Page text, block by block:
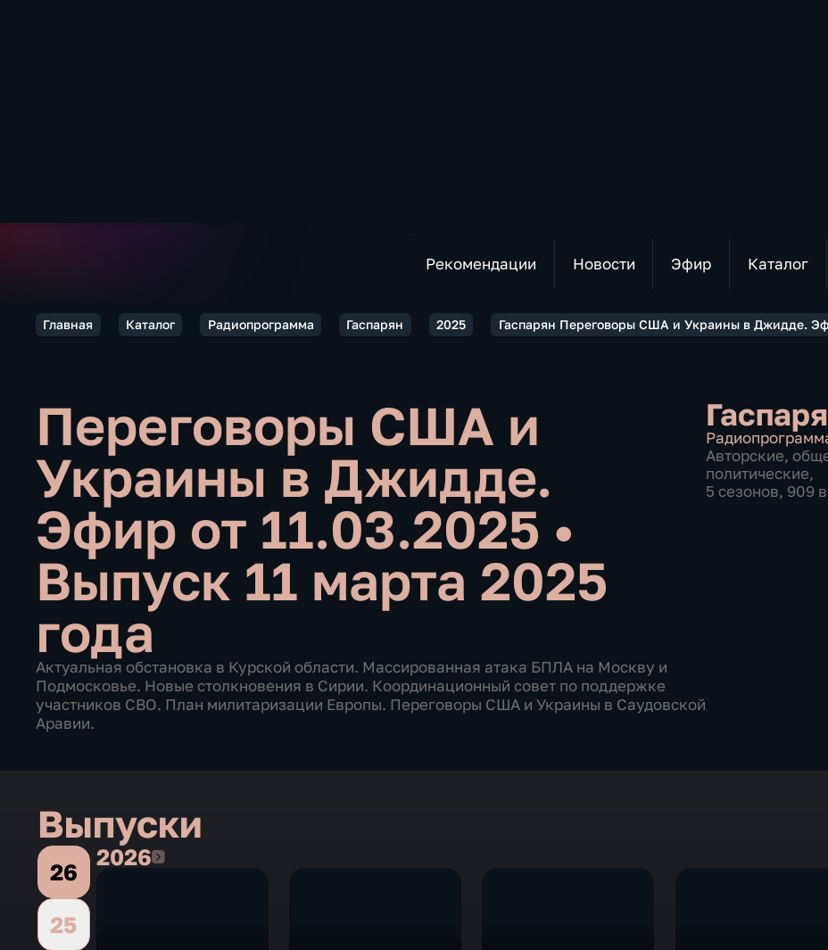
Рекомендации Новости Эфир Каталог
Главная Каталог Радиопрограмма Гаспарян 2025 Гаспарян Переговоры США и Украины в Джидде.
Переговоры США и
Украины в Джидде.
Эфир от 11.03.2025 •
Выпуск 11 марта 2025
года
Актуальная обстановка в Курской области. Массированная атака БПЛА на Москву и
Подмосковье. Новые столкновения в Сирии. Координационный совет по поддержке
участников СВО. План милитаризации Европы. Переговоры США и Украины в Саудовской
Аравии.
Авторские,
политические,
5 сезонов, 909
Выпуски
26
25
20262026